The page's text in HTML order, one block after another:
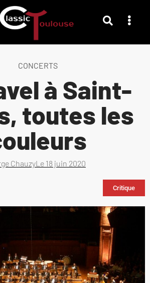
CONCERTS
à Saint-
toutes les
ChauzyLe 18 juin 2020
Critique